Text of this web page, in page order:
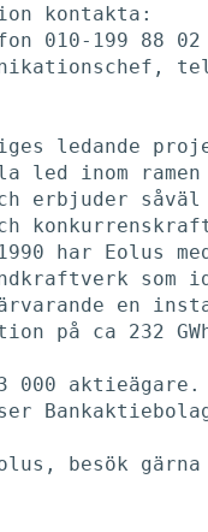
kontakta:
010-199 88 02
ledande
led inom
erbjuder
har Eolus
som
en
på ca 232
aktieägare.
besök gärna